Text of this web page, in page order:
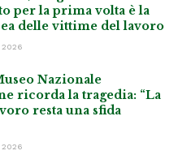
per la prima volta è la
delle vittime del lavoro
2026
Nazionale
ricorda la tragedia: “La
resta una sfida
2026